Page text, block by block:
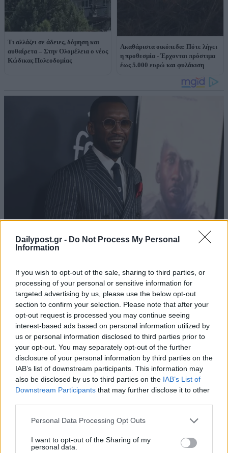
Dailypost.gr - Do Not Process My Personal
Information
If you wish to opt-out of the sale, sharing to third parties, or
processing of your personal or sensitive information for
targeted advertising by us, please use the below opt-out
section to confirm your selection. Please note that after your
opt-out request is processed you may continue seeing
interest-based ads based on personal information utilized by
us or personal information disclosed to third parties prior to
your opt-out. You may separately opt-out of the further
disclosure of your personal information by third parties on the
IAB’s list of downstream participants. This information may
also be disclosed by us to third parties on the IAB’s List of
Downstream Participants that may further disclose it to other
Personal Data Processing Opt Outs
I want to opt-out of the Sharing of my
personal data.
Τι αλλάζει σε άδειες, δόμηση και
αυθαίρετα – Στην Ολομέλεια ο νέος
Κώδικας Πολεοδομίας
Ακαθάριστα οικόπεδα: Πότε λήγει
η προθεσμία - Έρχονται πρόστιμα
έως 5.000 ευρώ και φυλάκιση